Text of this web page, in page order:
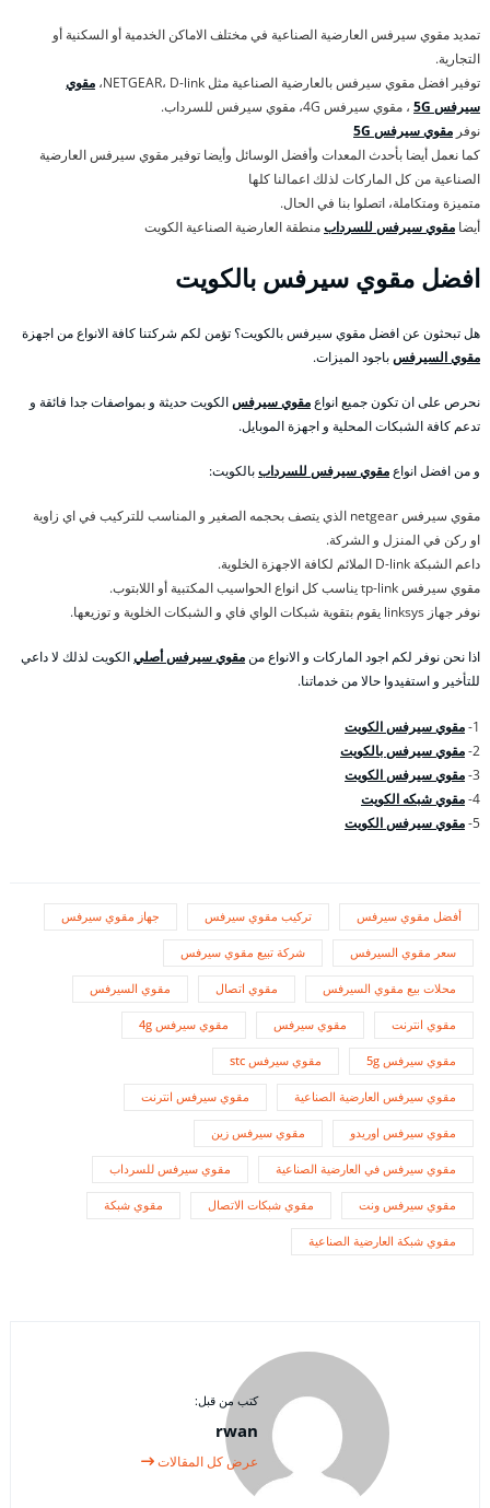
تمديد مقوي سيرفس العارضية الصناعية في مختلف الاماكن الخدمية أو السكنية أو
التجارية.
توفير افضل مقوي سيرفس بالعارضية الصناعية مثل NETGEAR، D-link،
مقوي
سيرفس 5G
، مقوي سيرفس 4G، مقوي سيرفس للسرداب.
نوفر مقوي سيرفس 5G
كما نعمل أيضا بأحدث المعدات وأفضل الوسائل وأيضا توفير مقوي سيرفس العارضية
الصناعية من كل الماركات لذلك اعمالنا كلها
متميزة ومتكاملة، اتصلوا بنا في الحال.
أيضا مقوي سيرفس للسردابمنطقة العارضية الصناعية الكويت
افضل مقوي سيرفس بالكويت
هل تبحثون عن افضل مقوي سيرفس بالكويت؟ تؤمن لكم شركتنا كافة الانواع من اجهزة
مقوي السيرفسباجود الميزات.
نحرص على ان تكون جميع انواعمقوي سيرفسالكويت حديثة و بمواصفات جدا فائقة و
تدعم كافة الشبكات المحلية و اجهزة الموبايل.
و من افضل انواعمقوي سيرفس للسرداببالكويت:
مقوي سيرفس netgear الذي يتصف بحجمه الصغير و المناسب للتركيب في اي زاوية
او ركن في المنزل و الشركة.
داعم الشبكة D-link الملائم لكافة الاجهزة الخلوية.
مقوي سيرفس tp-link يناسب كل انواع الحواسيب المكتبية أو اللابتوب.
نوفر جهاز linksys يقوم بتقوية شبكات الواي فاي و الشبكات الخلوية و توزيعها.
اذا نحن نوفر لكم اجود الماركات و الانواع منمقوي سيرفس أصليالكويت لذلك لا داعي
للتأخير و استفيدوا حالا من خدماتنا.
1- مقوي سيرفس الكويت
2- مقوي سيرفس بالكويت
3- مقوي سيرفس الكويت
4- مقوي شبكه الكويت
5- مقوي سيرفس الكويت
أفضل مقوي سيرفس تركيب مقوي سيرفس جهاز مقوي سيرفس
سعر مقوي السيرفس شركة تبيع مقوي سيرفس
محلات بيع مقوي السيرفس مقوي اتصال مقوي السيرفس
مقوي انترنت مقوي سيرفس مقوي سيرفس 4g
مقوي سيرفس 5g مقوي سيرفس stc
مقوي سيرفس العارضية الصناعية مقوي سيرفس انترنت
مقوي سيرفس اوريدو مقوي سيرفس زين
مقوي سيرفس في العارضية الصناعية مقوي سيرفس للسرداب
مقوي سيرفس ونت مقوي شبكات الاتصال مقوي شبكة
مقوي شبكة العارضية الصناعية
كتب من قبل:
rwan
عرض كل المقالات